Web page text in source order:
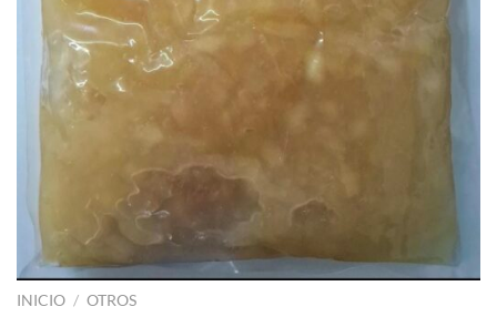
INICIO / OTROS